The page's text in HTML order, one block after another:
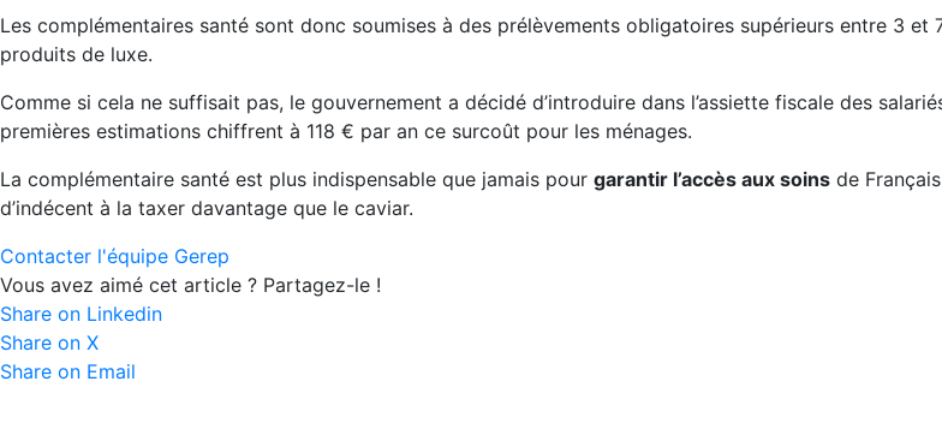
Les complémentaires santé sont donc soumises à des prélèvements obligatoires supérieurs entre 3
produits de luxe.
Comme si cela ne suffisait pas, le gouvernement a décidé d’introduire dans l’assiette fiscale des
premières estimations chiffrent à 118 € par an ce surcoût pour les ménages.
La complémentaire santé est plus indispensable que jamais pour garantir l’accès aux soins de
d’indécent à la taxer davantage que le caviar.
Contacter l'équipe Gerep
Vous avez aimé cet article ? Partagez-le !
Share on Linkedin
Share on X
Share on Email